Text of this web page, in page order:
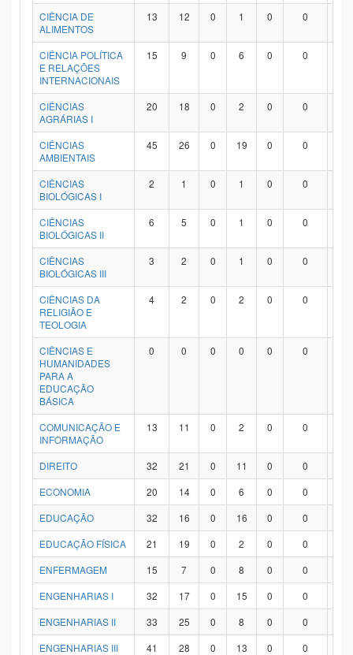
CIÊNCIA DE
ALIMENTOS
13 12 0 1 0 0
CIÊNCIA POLÍTICA
E RELAÇÕES
INTERNACIONAIS
15 9 0 6 0 0
CIÊNCIAS
AGRÁRIAS I
20 18 0 2 0 0
CIÊNCIAS
AMBIENTAIS
45 26 0 19 0 0
CIÊNCIAS
BIOLÓGICAS I
2 1 0 1 0 0
CIÊNCIAS
BIOLÓGICAS II
6 5 0 1 0 0
CIÊNCIAS
BIOLÓGICAS III
3 2 0 1 0 0
CIÊNCIAS DA
RELIGIÃO E
TEOLOGIA
4 2 0 2 0 0
CIÊNCIAS E
HUMANIDADES
PARA A
EDUCAÇÃO
BÁSICA
0 0 0 0 0 0
COMUNICAÇÃO E
INFORMAÇÃO
13 11 0 2 0 0
DIREITO 32 21 0 11 0 0
ECONOMIA
20 14 0 6 0 0
EDUCAÇÃO
32 16 0 16 0 0
EDUCAÇÃO FÍSICA
21 19 0 2 0 0
ENFERMAGEM
15 7 0 8 0 0
ENGENHARIAS I
32 17 0 15 0 0
ENGENHARIAS II
33 25 0 8 0 0
ENGENHARIAS III
41 28 0 13 0 0